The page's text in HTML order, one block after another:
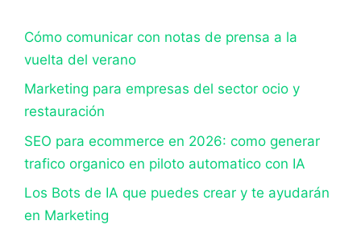
Cómo comunicar con notas de prensa a la
vuelta del verano
Marketing para empresas del sector ocio y
restauración
SEO para ecommerce en 2026: como generar
trafico organico en piloto automatico con IA
Los Bots de IA que puedes crear y te ayudarán
en Marketing